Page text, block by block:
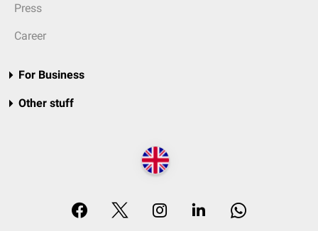
Press
Career
For Business
Other stuff